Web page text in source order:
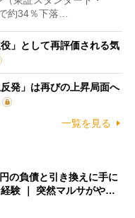
約34％下落…
」として再評価される気
発」は再びの上昇局面へ
一覧を見る
の負債と引き換えに手に
験 ｜ 突然マルサがや…